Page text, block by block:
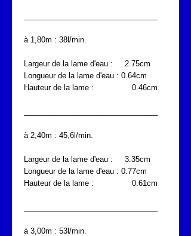
à 1,80m : 38l/min.
Largeur de la lame d'eau : 2.75cm
Longueur de la lame d'eau : 0.64cm
Hauteur de la lame : 0.46cm
à 2,40m : 45,6l/min.
Largeur de la lame d'eau : 3.35cm
Longueur de la lame d'eau : 0.77cm
Hauteur de la lame : 0.61cm
à 3,00m : 53l/min.